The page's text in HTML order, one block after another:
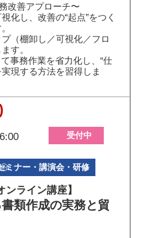
改善アプローチ〜
化し、改善の“起点”をつく
（棚卸し／可視化／フロ
す。
事務作業を省力化し、“仕
現する方法を習得しま
受付中
ミナー・講演会・研修
ンライン講座】
類作成の実務と貿